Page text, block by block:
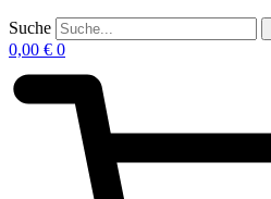
Suche
0,00 € 0